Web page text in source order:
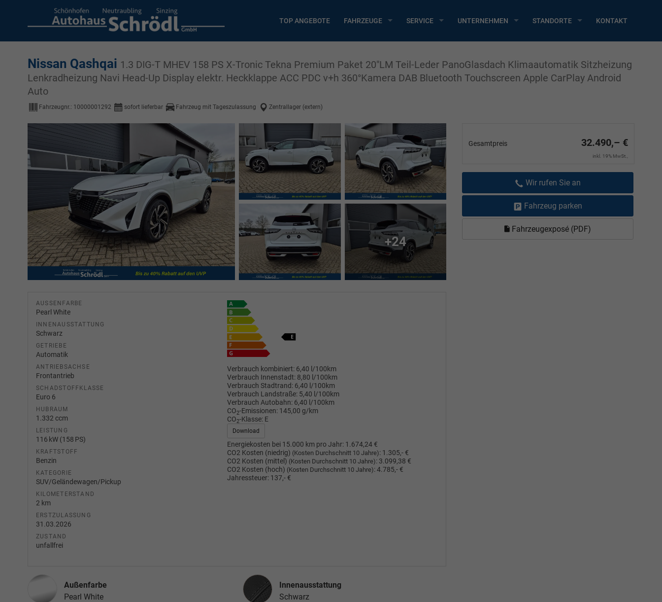
TOP ANGEBOTE FAHRZEUGE SERVICE UNTERNEHMEN STANDORTE KONTAKT
Nissan Qashqai 1.3 DIG-T MHEV 158 PS X-Tronic Tekna Premium Paket 20"LM Teil-Leder PanoGlasdach Klimaautomatik Sitzheizung
Lenkradheizung Navi Head-Up Display elektr. Heckklappe ACC PDC v+h 360°Kamera DAB Bluetooth Touchscreen Apple CarPlay Android
Auto
Fahrzeugnr.: 10000001292 sofort lieferbar Fahrzeug mit Tageszulassung Zentrallager (extern)
Gesamtpreis 32.490,– €
inkl. 19% MwSt.,
Wir rufen Sie an
Fahrzeug parken
Fahrzeugexposé (PDF)
+24
AUSSENFARBE
Pearl White
INNENAUSSTATTUNG
Schwarz
GETRIEBE
Automatik
ANTRIEBSACHSE
Frontantrieb
SCHADSTOFFKLASSE
Euro 6
HUBRAUM
1.332 ccm
LEISTUNG
116 kW (158 PS)
KRAFTSTOFF
Benzin
KATEGORIE
SUV/Geländewagen/Pickup
KILOMETERSTAND
2 km
ERSTZULASSUNG
31.03.2026
ZUSTAND
unfallfrei
Verbrauch kombiniert: 6,40 l/100km
Verbrauch Innenstadt: 8,80 l/100km
Verbrauch Stadtrand: 6,40 l/100km
Verbrauch Landstraße: 5,40 l/100km
Verbrauch Autobahn: 6,40 l/100km
CO2-Emissionen: 145,00 g/km
CO2-Klasse: E
Download
Energiekosten bei 15.000 km pro Jahr: 1.674,24 €
CO2 Kosten (niedrig) (Kosten Durchschnitt 10 Jahre): 1.305,- €
CO2 Kosten (mittel) (Kosten Durchschnitt 10 Jahre): 3.099,38 €
CO2 Kosten (hoch) (Kosten Durchschnitt 10 Jahre):4.785,- €
Jahressteuer: 137,- €
Außenfarbe
Pearl White
Innenausstattung
Innenausstattung
Schwarz